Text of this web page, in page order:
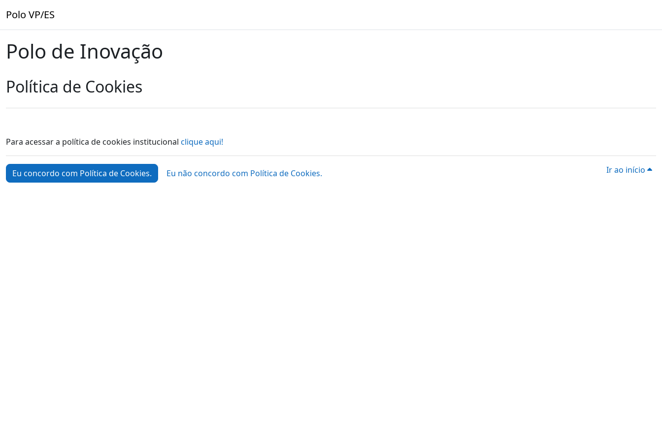
Polo VP/ES
Polo de Inovação
Política de Cookies
Para acessar a política de cookies institucional clique aqui!
Eu concordo com Política de Cookies. Eu não concordo com Política de Cookies. Ir ao início